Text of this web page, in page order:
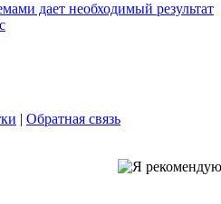
дает необходимый результат
| Обратная связь